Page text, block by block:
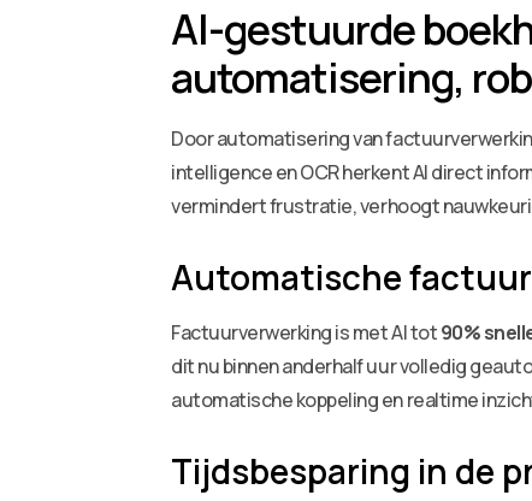
AI-gestuurde
automatisering,
Door automatisering van
intelligence en OCR herkent AI direct
vermindert frustratie, verhoogt
Automatische
Factuurverwerking is met AI tot90%
dit nu binnen anderhalf uur volledig
automatische koppeling en realtime
Tijdsbesparing in de